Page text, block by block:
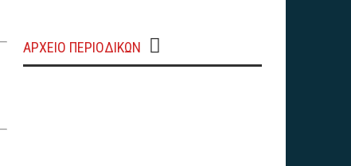
ΑΡΧΕΊΟ ΠΕΡΙΟΔΙΚΏΝ